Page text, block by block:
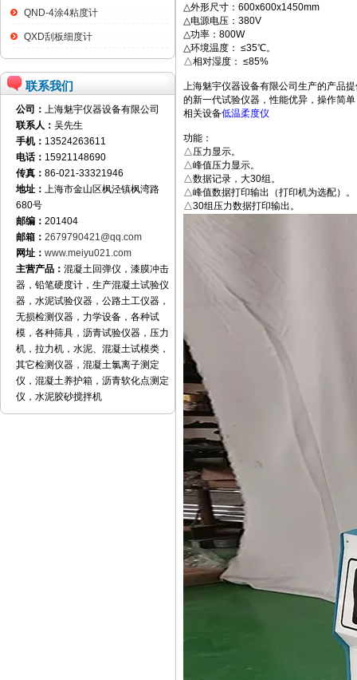
QND-4涂4粘度计
QXD刮板细度计
联系我们
公司： 上海魅宇仪器设备有限公司
联系人： 吴先生
手机： 13524263611
电话： 15921148690
传真： 86-021-33321946
地址： 上海市金山区枫泾镇枫湾路
680号
邮编： 201404
邮箱： 2679790421@qq.com
网址： www.meiyu021.com
主营产品： 混凝土回弹仪，漆膜冲击
器，铅笔硬度计，生产混凝土试验仪
器，水泥试验仪器，公路土工仪器，
无损检测仪器，力学设备，各种试
模，各种筛具，沥青试验仪器，压力
机，拉力机，水泥、混凝土试模类，
其它检测仪器，混凝土氯离子测定
仪，混凝土养护箱，沥青软化点测定
仪，水泥胶砂搅拌机
△外形尺寸：600x600x1450mm
△电源电压：380V
△功率：800W
△环境温度： ≤35℃。
△相对湿度： ≤85%
上海魅宇仪器设备有限公司生产的产品
的新一代试验仪器，性能优异，操作简
相关设备低温柔度仪
功能：
△压力显示。
△峰值压力显示。
△数据记录，大30组。
△峰值数据打印输出（打印机为选配）。
△30组压力数据打印输出。